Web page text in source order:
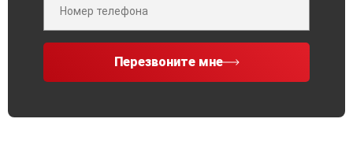
Перезвоните мне